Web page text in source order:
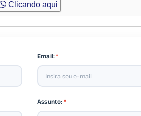
Clicando aqui
Email:*
Assunto:*